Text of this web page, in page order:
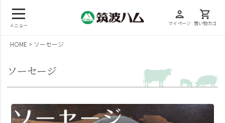
メニュー
person
マイページ
shopping_cart
買い物カゴ
HOME ソーセージ
ソーセージ